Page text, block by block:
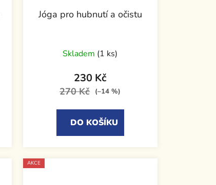
Jóga pro hubnutí a očistu
Skladem (1 ks)
230 Kč
270 Kč (–14 %)
DO KOŠÍKU
AKCE